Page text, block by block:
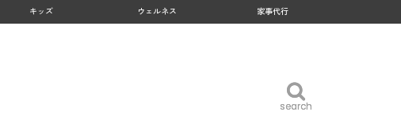
キッズ ウェルネス 家事代行
search
search